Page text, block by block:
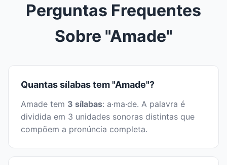
Perguntas Frequentes
Sobre "Amade"
Quantas sílabas tem "Amade"?
Amade tem 3 sílabas: a·ma·de. A palavra é
dividida em 3 unidades sonoras distintas que
compõem a pronúncia completa.